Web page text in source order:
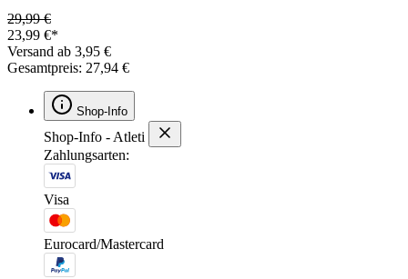
29,99 €
23,99 €*
Versand ab 3,95 €
Gesamtpreis: 27,94 €
Shop-Info
Shop-Info - Atleti
Zahlungsarten:
Visa
Eurocard/Mastercard